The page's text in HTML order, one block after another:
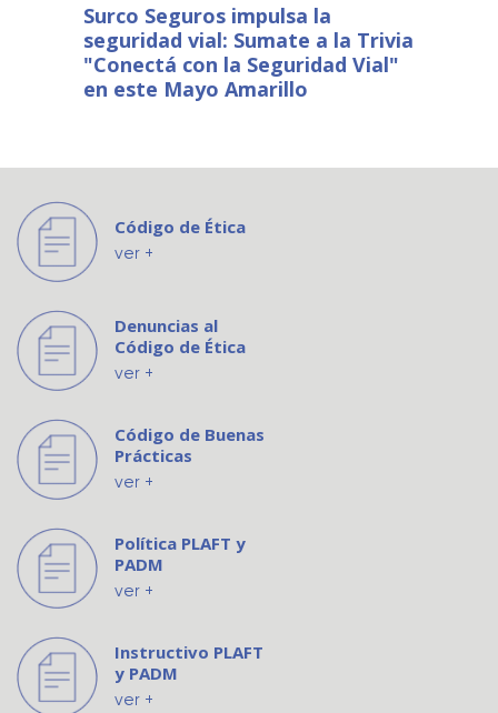
Surco Seguros impulsa la
seguridad vial: Sumate a la Trivia
"Conectá con la Seguridad Vial"
en este Mayo Amarillo
Código de Ética
ver +
Denuncias al
Código de Ética
ver +
Código de Buenas
Prácticas
ver +
Política PLAFT y
PADM
ver +
Instructivo PLAFT
y PADM
ver +